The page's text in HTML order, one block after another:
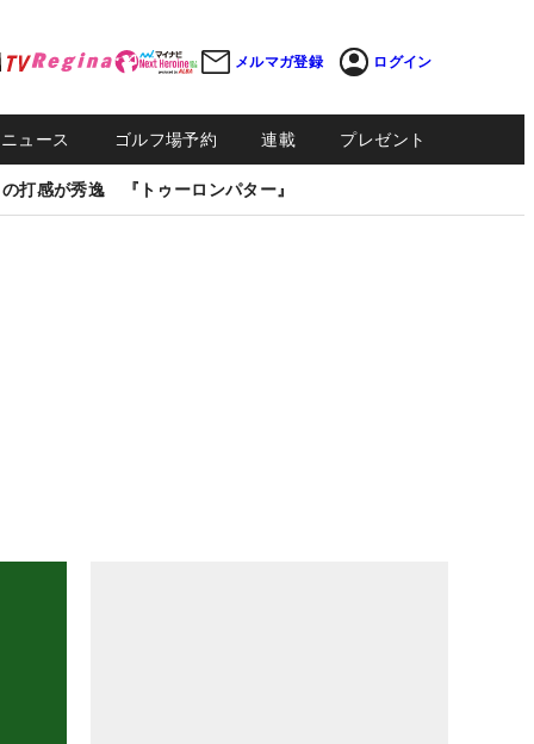
メルマガ登録 ログイン
ュース ゴルフ場予約 連載 プレゼント
打感が秀逸 『トゥーロンパター』